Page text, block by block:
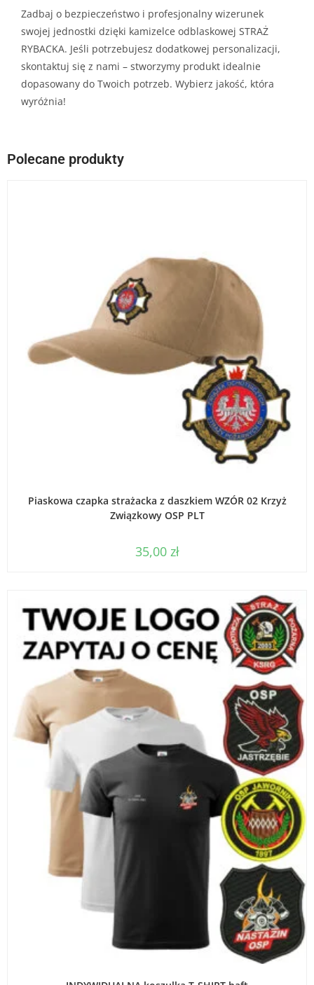
Zadbaj o bezpieczeństwo i profesjonalny wizerunek
swojej jednostki dzięki kamizelce odblaskowej STRAŻ
RYBACKA. Jeśli potrzebujesz dodatkowej personalizacji,
skontaktuj się z nami – stworzymy produkt idealnie
dopasowany do Twoich potrzeb. Wybierz jakość, która
wyróżnia!
Polecane produkty
Piaskowa czapka strażacka z daszkiem WZÓR 02 Krzyż
Związkowy OSP PLT
35,00 zł